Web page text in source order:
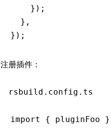
    });
  }
,
});
注册插件：
rsbuild.config.ts
import { pluginFoo }